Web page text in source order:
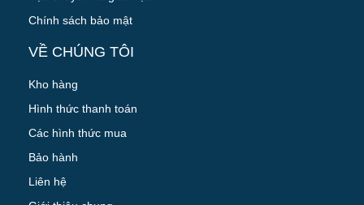
Chính sách bảo mật
VỀ CHÚNG TÔI
Kho hàng
Hình thức thanh toán
Các hình thức mua
Bảo hành
Liên hệ